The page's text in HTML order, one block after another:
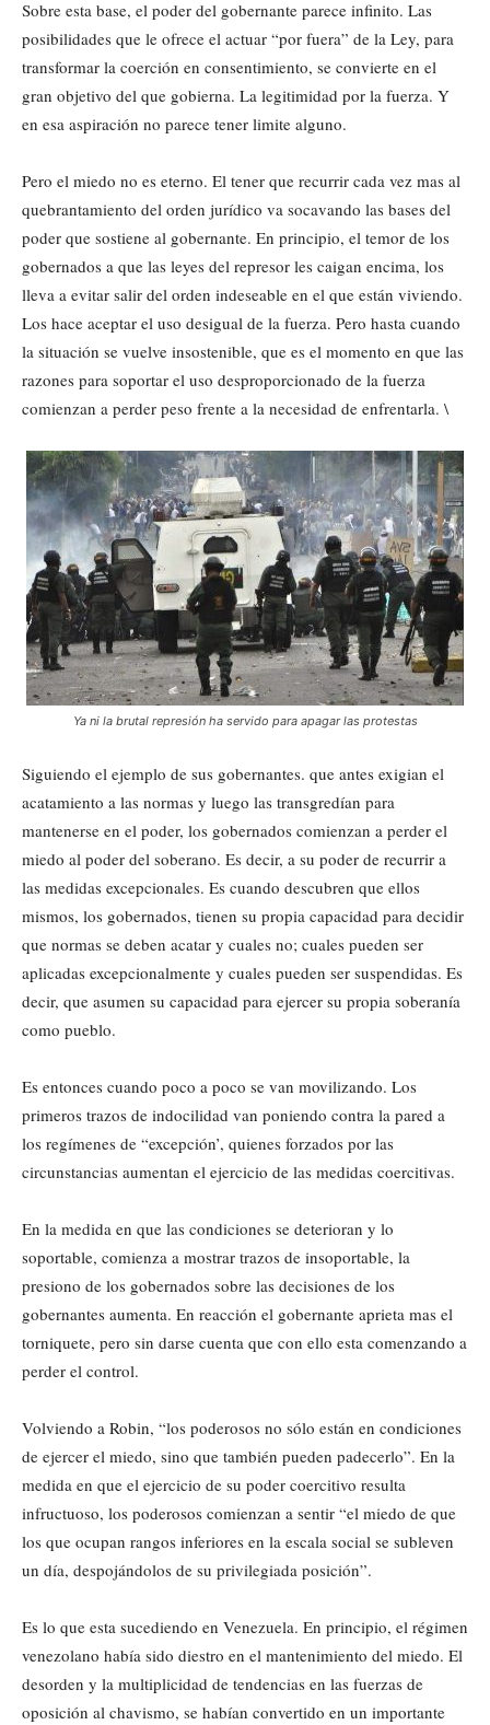
Sobre esta base, el poder del gobernante parece infinito. Las
posibilidades que le ofrece el actuar “por fuera” de la Ley, para
transformar la coerción en consentimiento, se convierte en el
gran objetivo del que gobierna. La legitimidad por la fuerza. Y
en esa aspiración no parece tener limite alguno.
Pero el miedo no es eterno. El tener que recurrir cada vez mas al
quebrantamiento del orden jurídico va socavando las bases del
poder que sostiene al gobernante. En principio, el temor de los
gobernados a que las leyes del represor les caigan encima, los
lleva a evitar salir del orden indeseable en el que están viviendo.
Los hace aceptar el uso desigual de la fuerza. Pero hasta cuando
la situación se vuelve insostenible, que es el momento en que las
razones para soportar el uso desproporcionado de la fuerza
comienzan a perder peso frente a la necesidad de enfrentarla. \
Ya ni la brutal represión ha servido para apagar las protestas
Siguiendo el ejemplo de sus gobernantes. que antes exigian el
acatamiento a las normas y luego las transgredían para
mantenerse en el poder, los gobernados comienzan a perder el
miedo al poder del soberano. Es decir, a su poder de recurrir a
las medidas excepcionales. Es cuando descubren que ellos
mismos, los gobernados, tienen su propia capacidad para decidir
que normas se deben acatar y cuales no; cuales pueden ser
aplicadas excepcionalmente y cuales pueden ser suspendidas. Es
decir, que asumen su capacidad para ejercer su propia soberanía
como pueblo.
Es entonces cuando poco a poco se van movilizando. Los
primeros trazos de indocilidad van poniendo contra la pared a
los regímenes de “excepción’, quienes forzados por las
circunstancias aumentan el ejercicio de las medidas coercitivas.
En la medida en que las condiciones se deterioran y lo
soportable, comienza a mostrar trazos de insoportable, la
presiono de los gobernados sobre las decisiones de los
gobernantes aumenta. En reacción el gobernante aprieta mas el
torniquete, pero sin darse cuenta que con ello esta comenzando a
perder el control.
Volviendo a Robin, “los poderosos no sólo están en condiciones
de ejercer el miedo, sino que también pueden padecerlo”. En la
medida en que el ejercicio de su poder coercitivo resulta
infructuoso, los poderosos comienzan a sentir “el miedo de que
los que ocupan rangos inferiores en la escala social se subleven
un día, despojándolos de su privilegiada posición”.
Es lo que esta sucediendo en Venezuela. En principio, el régimen
venezolano había sido diestro en el mantenimiento del miedo. El
desorden y la multiplicidad de tendencias en las fuerzas de
oposición al chavismo, se habían convertido en un importante